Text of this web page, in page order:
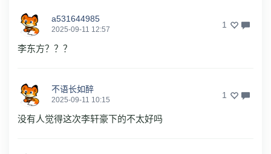
a531644985
2025-09-11 12:57 1
李东方？？？
不语长如醉
2025-09-11 10:15 1
没有人觉得这次李轩豪下的不太好吗